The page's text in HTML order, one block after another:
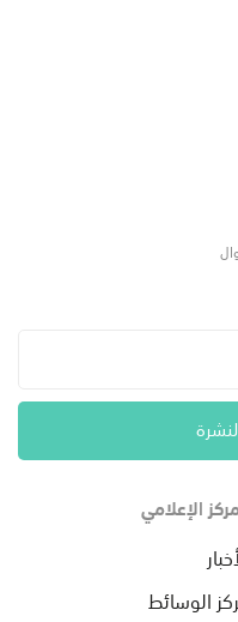
الإعلامي
الوسائط